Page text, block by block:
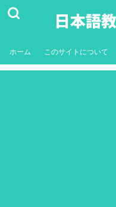
ホーム このサイトについて